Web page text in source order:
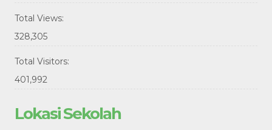
Total Views:
328,305
Total Visitors:
401,992
Lokasi Sekolah